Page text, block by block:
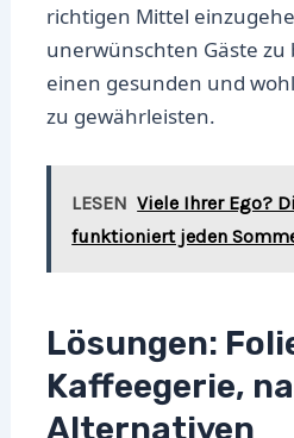
richtigen Mittel
unerwünschten Gäste
einen gesunden und
zu gewährleisten.
LESEN Viele Ihrer Ego?
funktioniert jeden
Lösungen:
Kaffeegerie,
Alternativen